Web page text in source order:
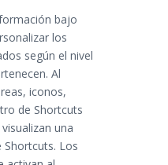
bajo
los
según el nivel
Al
iconos,
de Shortcuts
una
Shortcuts. Los